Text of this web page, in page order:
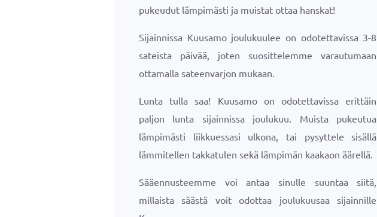
pukeudut lämpimästi ja muistat ottaa hanskat!
Sijainnissa Kuusamo joulukuulee on odotettavissa 3-8
sateista päivää, joten suosittelemme varautumaan
ottamalla sateenvarjon mukaan.
Lunta tulla saa! Kuusamo on odotettavissa erittäin
paljon lunta sijainnissa joulukuu. Muista pukeutua
lämpimästi liikkuessasi ulkona, tai pysyttele sisällä
lämmitellen takkatulen sekä lämpimän kaakaon äärellä.
Sääennusteemme voi antaa sinulle suuntaa siitä,
millaista säästä voit odottaa joulukuusaa sijainnille